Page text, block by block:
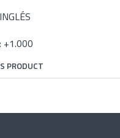
+1.000
PRODUCT